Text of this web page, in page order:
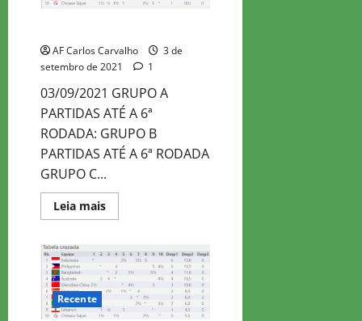
AF Carlos Carvalho
3 de
setembro de 2021
1
03/09/2021 GRUPO A
PARTIDAS ATÉ A 6ª
RODADA: GRUPO B
PARTIDAS ATÉ A 6ª RODADA
GRUPO C...
Leia maisRead
more
DIVISÃO
–
DIA
2
Recente